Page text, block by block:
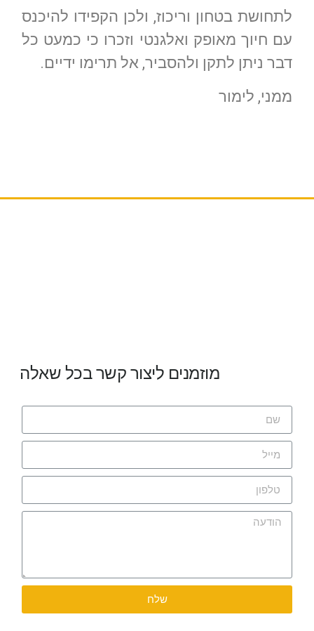
לתחושת בטחון וריכוז, ולכן הקפידו להיכנס
עם חיוך מאופק ואלגנטי וזכרו כי כמעט כל
דבר ניתן לתקן ולהסביר, אל תרימו ידיים.
ממני, לימור
מוזמנים ליצור קשר בכל שאלה
שלח